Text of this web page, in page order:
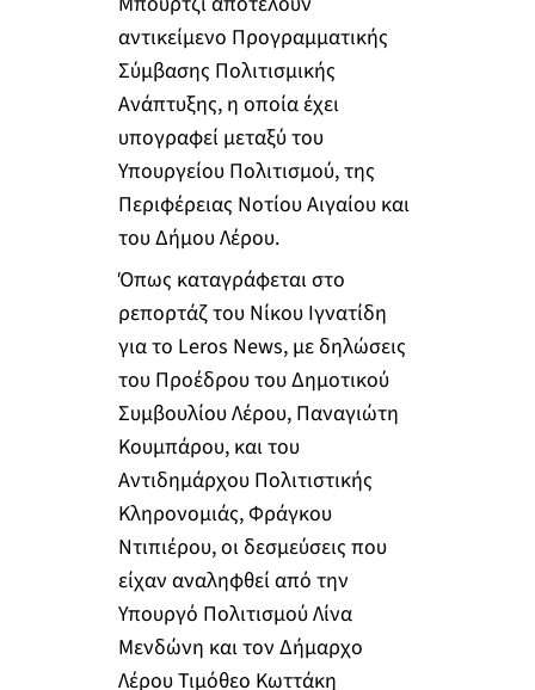
αντικείμενο Προγραμματικής
Σύμβασης Πολιτισμικής
Ανάπτυξης, η οποία έχει
υπογραφεί μεταξύ του
Υπουργείου Πολιτισμού, της
Περιφέρειας Νοτίου Αιγαίου και
του Δήμου Λέρου.
Όπως καταγράφεται στο
ρεπορτάζ του Νίκου Ιγνατίδη
για το Leros News, με δηλώσεις
του Προέδρου του Δημοτικού
Συμβουλίου Λέρου, Παναγιώτη
Κουμπάρου, και του
Αντιδημάρχου Πολιτιστικής
Κληρονομιάς, Φράγκου
Ντιπιέρου, οι δεσμεύσεις που
είχαν αναληφθεί από την
Υπουργό Πολιτισμού Λίνα
Μενδώνη και τον Δήμαρχο
Λέρου Τιμόθεο Κωττάκη